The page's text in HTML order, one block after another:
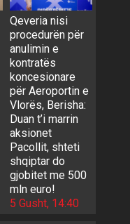
Qeveria nisi
procedurën për
anulimin e
kontratës
koncesionare
për Aeroportin e
Vlorës, Berisha:
Duan t’i marrin
aksionet
Pacollit, shteti
shqiptar do
gjobitet me 500
mln euro!
5 Gusht, 14:40